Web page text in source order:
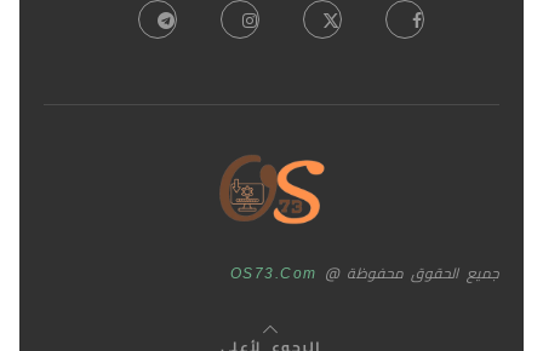
جميع الحقوق محفوظة @ OS73.com